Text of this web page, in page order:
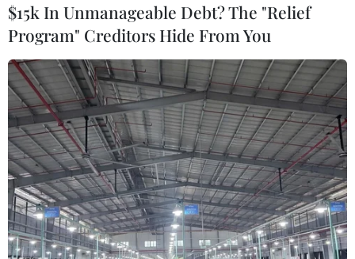
Tổng thống Philippines Rodrigo Duterte (giữa), Bộ trưởng Quốc
phòng Philippines Delfin Lorenzana (giữa, trái) và Tư lệnh Lục
quân Eduardo Ano (giữa, phải) tại một sự kiện ở thủ đô Manila
ngày 4/10. (Nguồn: AFP/TTXVN)
Theo AP, giới chức quốc phòng Phillipines ngày
$15k In Unmanageable Debt? The "Relief
Program" Creditors Hide From You